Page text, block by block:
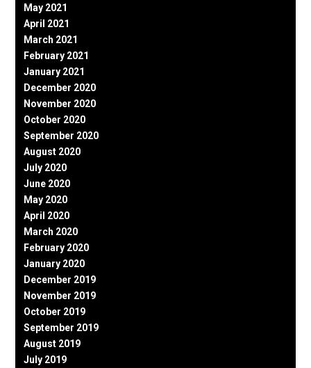
May 2021
April 2021
March 2021
February 2021
January 2021
December 2020
November 2020
October 2020
September 2020
August 2020
July 2020
June 2020
May 2020
April 2020
March 2020
February 2020
January 2020
December 2019
November 2019
October 2019
September 2019
August 2019
July 2019